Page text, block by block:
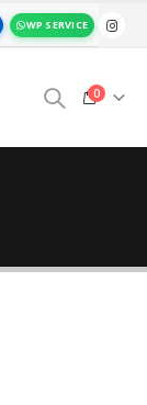
WP SERVICE
0